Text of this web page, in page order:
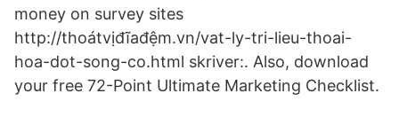
money on survey sites
http://thoátvịđĩađệm.vn/vat-ly-tri-lieu-thoai-
hoa-dot-song-co.html skriver:. Also, download
your free 72-Point Ultimate Marketing Checklist.